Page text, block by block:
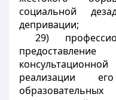
социальной
депривации;
29)
реализации